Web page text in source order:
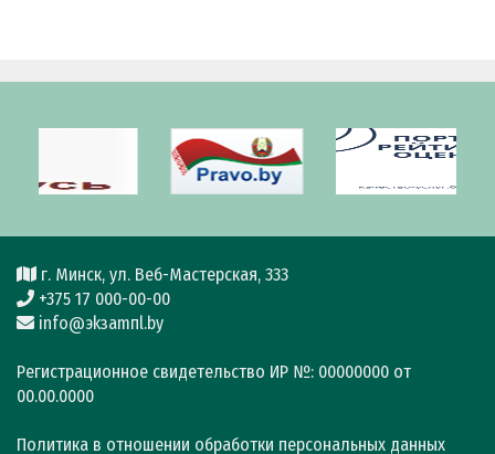
г. Минск, ул. Веб-Мастерская, 333
+375 17 000-00-00
info@эkзamпl.by
Регистрационное свидетельство ИР №: 00000000 от
00.00.0000
Политика в отношении обработки персональных данных